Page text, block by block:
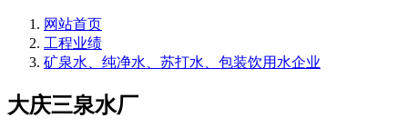
网站首页
工程业绩
矿泉水、纯净水、苏打水、包装饮用水企业
大庆三泉水厂